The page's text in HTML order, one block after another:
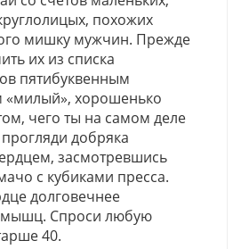
похожих
мишку мужчин. Прежде
их из списка
пятибуквенным
«милый», хорошенько
чего ты на самом деле
добряка
засмотревшись
с кубиками пресса.
долговечнее
Спроси любую
40.